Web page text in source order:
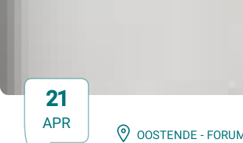
21
APR
OOSTENDE -